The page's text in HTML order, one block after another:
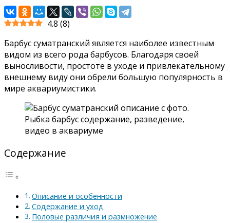
4.8 (8)
Барбус суматранский является наиболее известным
видом из всего рода барбусов. Благодаря своей
выносливости, простоте в уходе и привлекательному
внешнему виду они обрели большую популярность в
мире аквариумистики.
Содержание
Описание и особенности
Содержание и уход
Половые различия и размножение